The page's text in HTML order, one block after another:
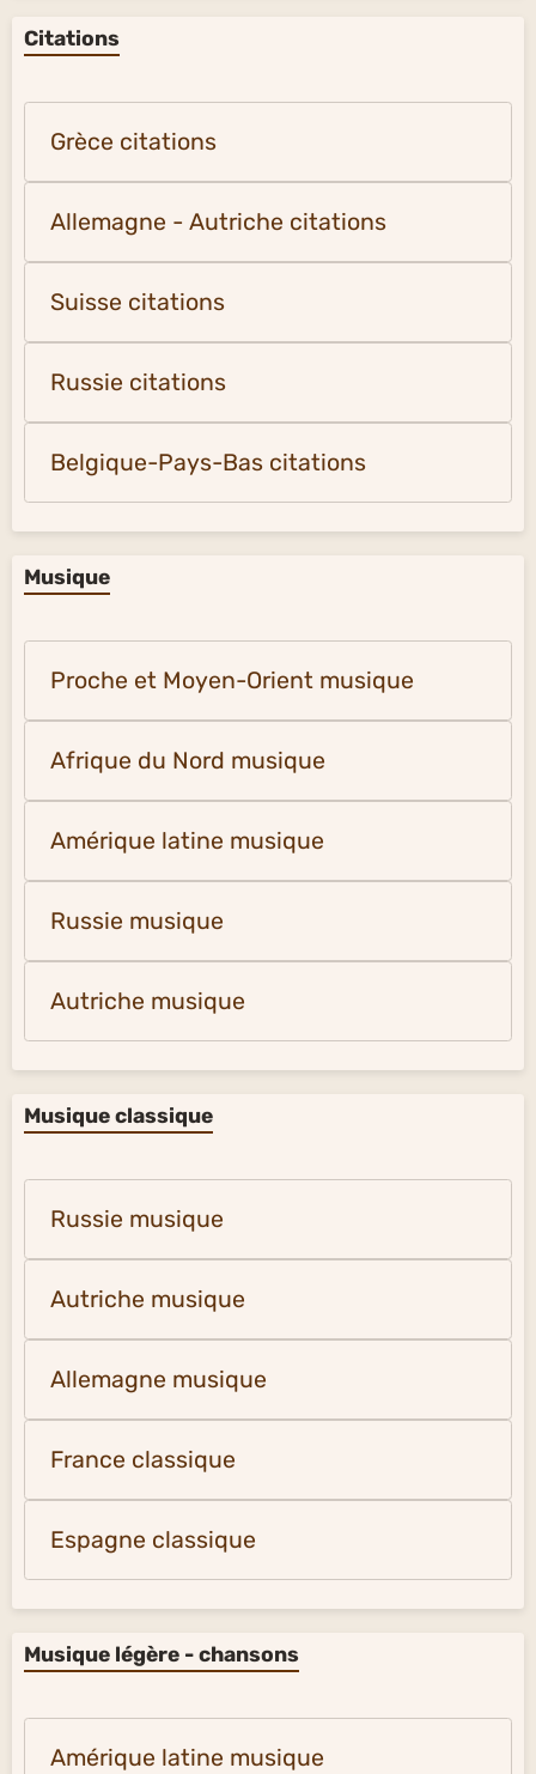
Citations
Grèce citations
Allemagne - Autriche citations
Suisse citations
Russie citations
Belgique-Pays-Bas citations
Musique
Proche et Moyen-Orient musique
Afrique du Nord musique
Amérique latine musique
Russie musique
Autriche musique
Musique classique
Russie musique
Autriche musique
Allemagne musique
France classique
Espagne classique
Musique légère - chansons
Amérique latine musique